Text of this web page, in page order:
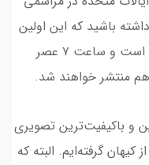
باشید که این اولین
تصویر از سری تصاویر اولیه‌ی جیمزوب است و ساعت ۷ عصر
هم منتشر خواهند شد.
و باکیفیت‌ترین تصویری
گرفته‌ایم. البته که